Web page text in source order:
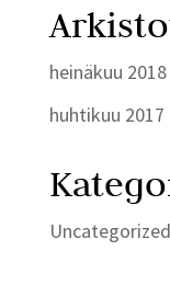
heinäkuu 2018
huhtikuu 2017
Uncategorized